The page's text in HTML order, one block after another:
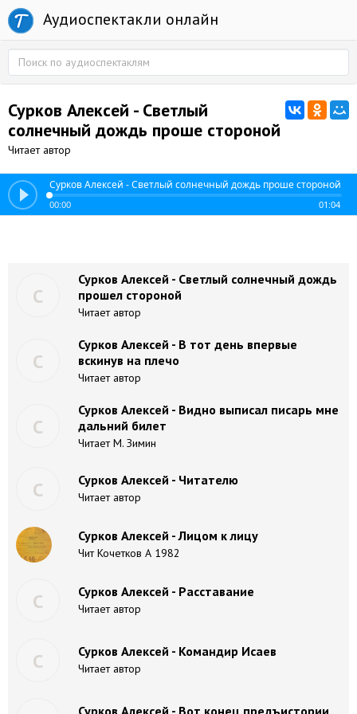
Аудиоспектакли онлайн
Сурков Алексей - Светлый
солнечный дождь проше стороной
Читает автор
Сурков Алексей - Светлый солнечный дождь проше стороной
00:00 01:04
С
Сурков Алексей - Светлый солнечный дождь
прошел стороной
Читает автор
С
Сурков Алексей - В тот день впервые
вскинув на плечо
Читает автор
С
Сурков Алексей - Видно выписал писарь мне
дальний билет
Читает М. Зимин
С Сурков Алексей - Читателю
Читает автор
Сурков Алексей - Лицом к лицу
Чит Кочетков А 1982
С Сурков Алексей - Расставание
Читает автор
С Сурков Алексей - Командир Исаев
Читает автор
Сурков Алексей - Вот конец предъистории